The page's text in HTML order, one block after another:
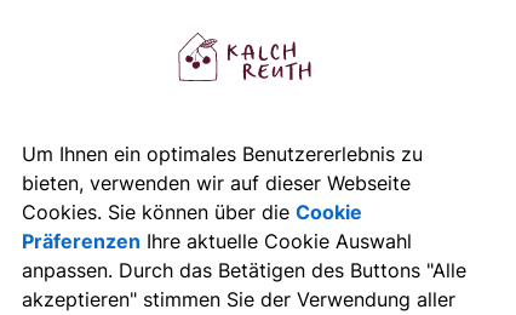
Um Ihnen ein optimales Benutzererlebnis zu
bieten, verwenden wir auf dieser Webseite
Cookies. Sie können über die Cookie
Präferenzen Ihre aktuelle Cookie Auswahl
anpassen. Durch das Betätigen des Buttons "Alle
akzeptieren" stimmen Sie der Verwendung aller